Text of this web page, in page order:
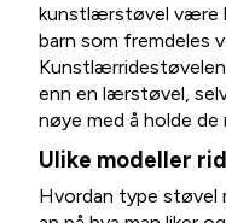
kunstlærstøvel være
barn som fremdeles
enn en lærstøvel,
nøye med å holde de
Ulike modeller
Hvordan type støvel